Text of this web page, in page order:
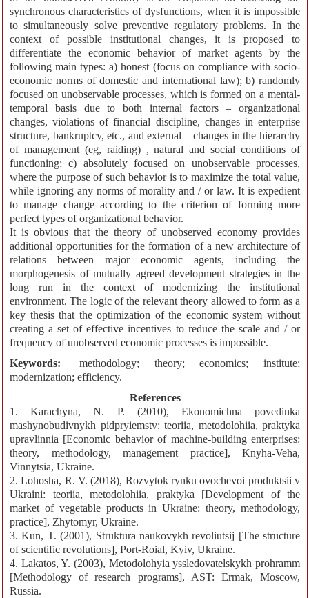
synchronous characteristics of dysfunctions, when it is impossible
to simultaneously solve preventive regulatory problems. In the
context of possible institutional changes, it is proposed to
differentiate the economic behavior of market agents by the
following main types: a) honest (focus on compliance with socio-
economic norms of domestic and international law); b) randomly
focused on unobservable processes, which is formed on a mental-
temporal basis due to both internal factors – organizational
changes, violations of financial discipline, changes in enterprise
structure, bankruptcy, etc., and external – changes in the hierarchy
of management (eg, raiding) , natural and social conditions of
functioning; c) absolutely focused on unobservable processes,
where the purpose of such behavior is to maximize the total value,
while ignoring any norms of morality and / or law. It is expedient
to manage change according to the criterion of forming more
perfect types of organizational behavior.
It is obvious that the theory of unobserved economy provides
additional opportunities for the formation of a new architecture of
relations between major economic agents, including the
morphogenesis of mutually agreed development strategies in the
long run in the context of modernizing the institutional
environment. The logic of the relevant theory allowed to form as a
key thesis that the optimization of the economic system without
creating a set of effective incentives to reduce the scale and / or
frequency of unobserved economic processes is impossible.
Keywords:
methodology; theory; economics; institute;
modernization; efficiency.
References
1. Karachyna, N. P. (2010), Ekonomichna povedinka
mashynobudivnykh pidpryiemstv: teoriia, metodolohiia, praktyka
upravlinnia [Economic behavior of machine-building enterprises:
theory, methodology, management practice], Knyha-Veha,
Vinnytsia, Ukraine.
2. Lohosha, R. V. (2018), Rozvytok rynku ovochevoi produktsii v
Ukraini: teoriia, metodolohiia, praktyka [Development of the
market of vegetable products in Ukraine: theory, methodology,
practice], Zhytomyr, Ukraine.
3. Kun, T. (2001), Struktura naukovykh revoliutsij [The structure
of scientific revolutions], Port-Roial, Kyiv, Ukraine.
4. Lakatos, Y. (2003), Metodolohyia yssledovatelskykh prohramm
[Methodology of research programs], AST: Ermak, Moscow,
Russia.